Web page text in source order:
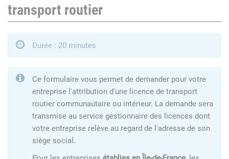
transport routier
Durée : 20 minutes
Ce formulaire vous permet de demander pour votre
entreprise l'attribution d'une licence de transport
routier communautaire ou intérieur. La demande sera
transmise au service gestionnaire des licences dont
votre entreprise relève au regard de l'adresse de son
siège social.